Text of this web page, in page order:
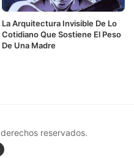
La Arquitectura Invisible De Lo
Cotidiano Que Sostiene El Peso
De Una Madre
reservados.